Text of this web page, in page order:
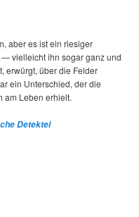
aber es ist ein riesiger
vielleicht ihn sogar ganz und
erwürgt, über die Felder
ein Unterschied, der die
am Leben erhielt.
Detektei